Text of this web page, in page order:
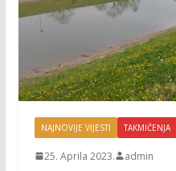
NAJNOVIJE VIJESTI TAKMIČENJA
25. Aprila 2023. admin